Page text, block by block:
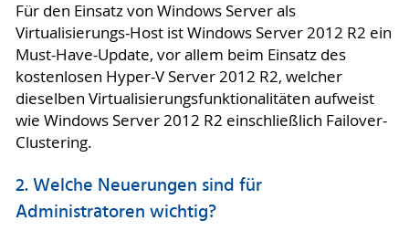
Für den Einsatz von Windows Server als
Virtualisierungs-Host ist Windows Server 2012 R2 ein
Must-Have-Update, vor allem beim Einsatz des
kostenlosen Hyper-V Server 2012 R2, welcher
dieselben Virtualisierungsfunktionalitäten aufweist
wie Windows Server 2012 R2 einschließlich Failover-
Clustering.
2. Welche Neuerungen sind für
Administratoren wichtig?